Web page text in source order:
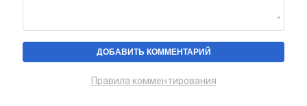
Правила комментирования